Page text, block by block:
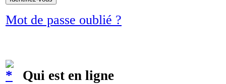
Mot de passe oublié ?
Qui est en ligne